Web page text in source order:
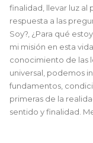
finalidad, llevar luz al
respuesta a las
Soy?, ¿Para qué
mi misión en esta
conocimiento de las
universal, podemos
fundamentos,
primeras de la
sentido y finalidad.